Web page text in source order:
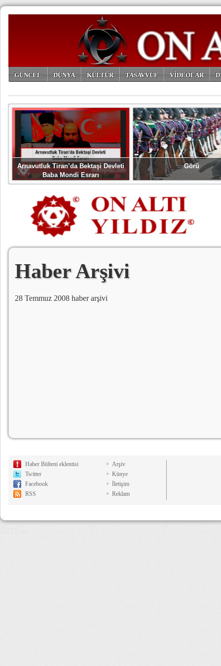
GÜNCEL DÜNYA KÜLTÜR TASAVVUF VİDEOLAR
Arnavutluk Tiran’da Bektaşi Devleti
Baba Mondi Esrarı
Görü
Haber Arşivi
28 Temmuz 2008 haber arşivi
Haber Bülteni eklentisi
Twitter
Facebook
RSS
Arşiv
Künye
İletişim
Reklam